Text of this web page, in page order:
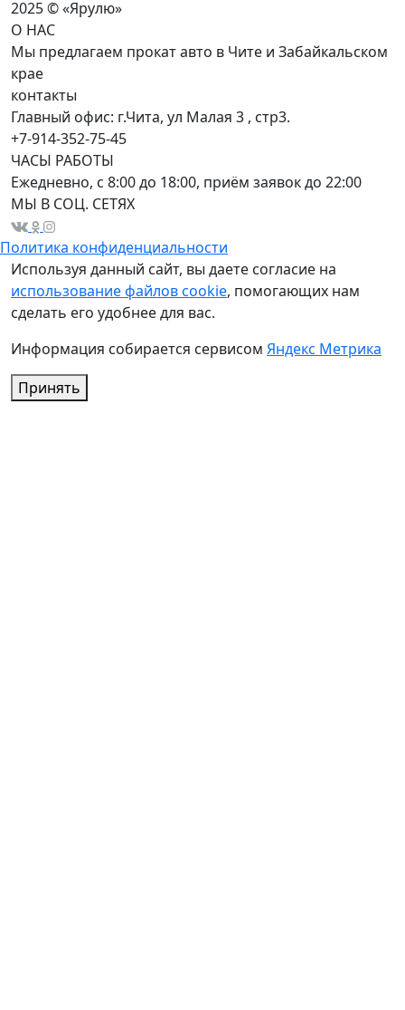
2025 © «Ярулю»
О НАС
Мы предлагаем прокат авто в Чите и Забайкальском
крае
контакты
Главный офис: г.Чита, ул Малая 3 , стр3.
+7-914-352-75-45
ЧАСЫ РАБОТЫ
Ежедневно, с 8:00 до 18:00, приём заявок до 22:00
МЫ В СОЦ. СЕТЯХ
Политика конфиденциальности
Используя данный сайт, вы даете согласие на
использование файлов cookie, помогающих нам
сделать его удобнее для вас.
Информация собирается сервисом Яндекс Метрика
Принять